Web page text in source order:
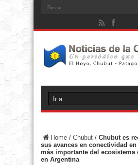
Home / Chubut / Chubut es
sus avances en conectividad
más importante del ecosistema
en Argentina